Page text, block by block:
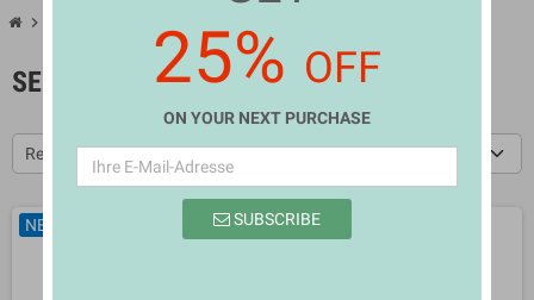
chevron_right
SEWING MACHINES
Relevanz
NEU NEU
25% OFF
ON YOUR NEXT PURCHASE
SUBSCRIBE